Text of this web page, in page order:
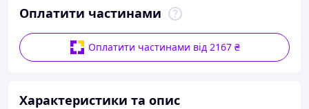
Оплатити частинами
Оплатити частинами від 2167 ₴
Характеристики та опис